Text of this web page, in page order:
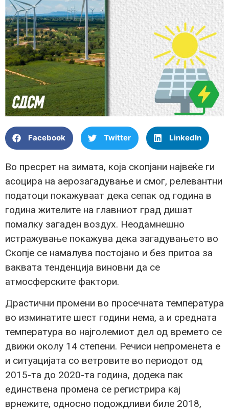
Facebook Twitter LinkedIn
Во пресрет на зимата, која скопјани највеќе ги
асоцира на аерозагадување и смог, релевантни
податоци покажуваат дека сепак од година в
година жителите на главниот град дишат
помалку загаден воздух. Неодамнешно
истражување покажува дека загадувањето во
Скопје се намалува постојано и без притоа за
ваквата тенденција виновни да се
атмосферските фактори.
Драстични промени во просечната температура
во изминатите шест години нема, а и средната
температура во најголемиот дел од времето се
движи околу 14 степени. Речиси непроменета е
и ситуацијата со ветровите во периодот од
2015-та до 2020-та година, додека пак
единствена промена се регистрира кај
врнежите, односно подождливи биле 2018,